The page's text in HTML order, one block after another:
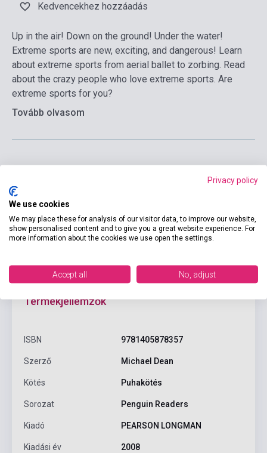
Kedvencekhez hozzáadás
Up in the air! Down on the ground! Under the water!
Extreme sports are new, exciting, and dangerous! Learn
about extreme sports from aerial ballet to zorbing. Read
about the crazy people who love extreme sports. Are
extreme sports for you?
Tovább olvasom
Kosárba
Termékjellemzők
ISBN 9781405878357
Szerző Michael Dean
Kötés Puhakötés
Sorozat Penguin Readers
Kiadó PEARSON LONGMAN
Kiadási év 2008
Privacy policy
We use cookies
We may place these for analysis of our visitor data, to improve our website,
show personalised content and to give you a great website experience. For
more information about the cookies we use open the settings.
Accept all No, adjust